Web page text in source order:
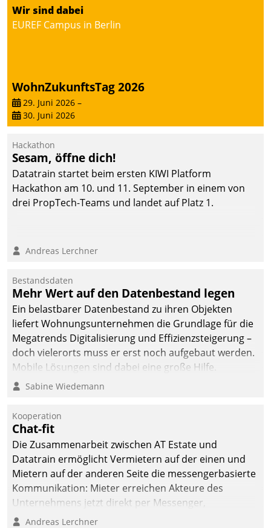
Datatrain ermöglicht
automatisiert ausgelöste,
intelligente,
datengestützte
Entscheidungen.
Wir sind dabei
EUREF Campus in Berlin
WohnZukunftsTag 2026
29. Juni 2026 –
30. Juni 2026
Hackathon
Sesam, öffne dich!
Datatrain startet beim ersten KIWI Platform
Hackathon am 10. und 11. September in einem von
drei PropTech-Teams und landet auf Platz 1.
Andreas Lerchner
Bestandsdaten
Mehr Wert auf den Datenbestand legen
Ein belastbarer Datenbestand zu ihren Objekten
liefert Wohnungsunternehmen die Grundlage für die
Megatrends Digitalisierung und Effizienzsteigerung –
doch vielerorts muss er erst noch aufgebaut werden.
Mobile Lösungen sind dabei eine große Hilfe.
Sabine Wiedemann
Kooperation
Chat-fit
Die Zusammenarbeit zwischen AT Estate und
Datatrain ermöglicht Vermietern auf der einen und
Mietern auf der anderen Seite die messengerbasierte
Kommunikation: Mieter erreichen Akteure des
Unternehmens jetzt direkt per Messenger,
Mitarbeiter oder Dienstleister empfangen oder
Andreas Lerchner